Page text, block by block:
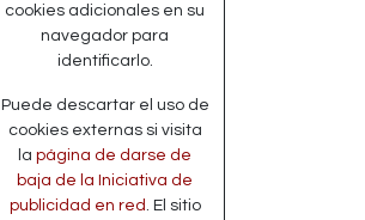
cookies adicionales en su
navegador para
identificarlo.
Puede descartar el uso de
cookies externas si visita
la página de darse de
baja de la Iniciativa de
publicidad en red . El sitio